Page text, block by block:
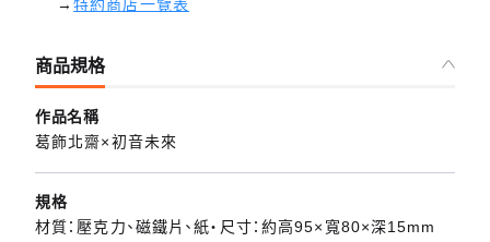
→特約商店一覽表
商品規格
作品名稱
葛飾北齋×初音未來
規格
材質：壓克力、磁鐵片、紙・尺寸：約高95×寬80×深15mm